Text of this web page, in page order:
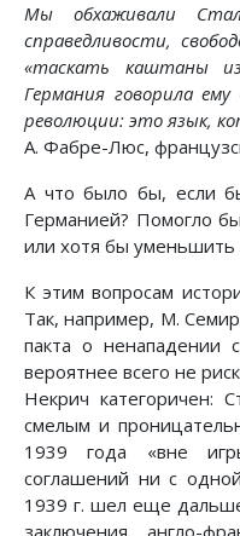
Мы обхаживали
справедливости,
«таскать каштаны
Германия говорила
революции: это язык,
А. Фабре-Люс,
А что было бы, если
Германией? Помогло
или хотя бы уменьшить
К этим вопросам
Так, например, М.
пакта о ненападении
вероятнее всего не
Некрич категоричен:
смелым и
1939 года «вне
соглашений ни с
1939 г. шел еще